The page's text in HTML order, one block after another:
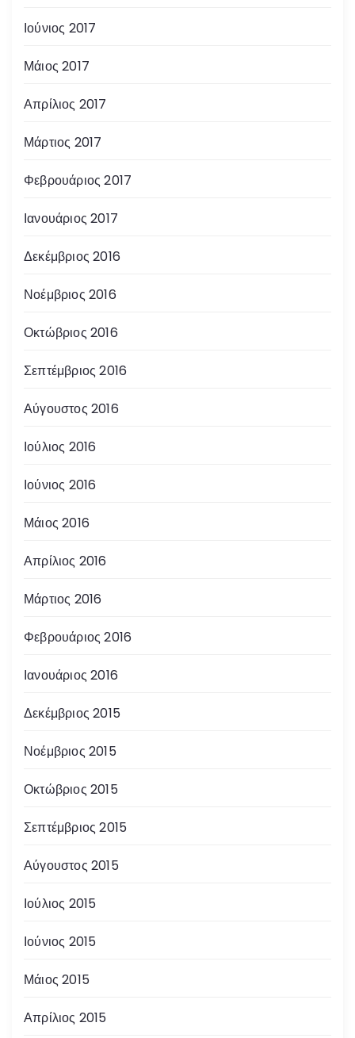
Ιούνιος 2017
Μάιος 2017
Απρίλιος 2017
Μάρτιος 2017
Φεβρουάριος 2017
Ιανουάριος 2017
Δεκέμβριος 2016
Νοέμβριος 2016
Οκτώβριος 2016
Σεπτέμβριος 2016
Αύγουστος 2016
Ιούλιος 2016
Ιούνιος 2016
Μάιος 2016
Απρίλιος 2016
Μάρτιος 2016
Φεβρουάριος 2016
Ιανουάριος 2016
Δεκέμβριος 2015
Νοέμβριος 2015
Οκτώβριος 2015
Σεπτέμβριος 2015
Αύγουστος 2015
Ιούλιος 2015
Ιούνιος 2015
Μάιος 2015
Απρίλιος 2015